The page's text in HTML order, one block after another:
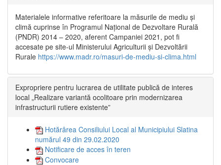
Materialele informative referitoare la măsurile de mediu și
climă cuprinse în Programul Național de Dezvoltare Rurală
(PNDR) 2014 – 2020, aferent Campaniei 2021, pot fi
accesate pe site-ul Ministerului Agriculturii și Dezvoltării
Rurale https://www.madr.ro/masuri-de-mediu-si-clima.html
Expropriere pentru lucrarea de utilitate publică de interes
local „Realizare variantă ocolitoare prin modernizarea
infrastructurii rutiere existente”
Hotărârea Consiliului Local al Municipiului Slatina
numărul 49 din 29.02.2020
Notificare de acces în teren
Convocare